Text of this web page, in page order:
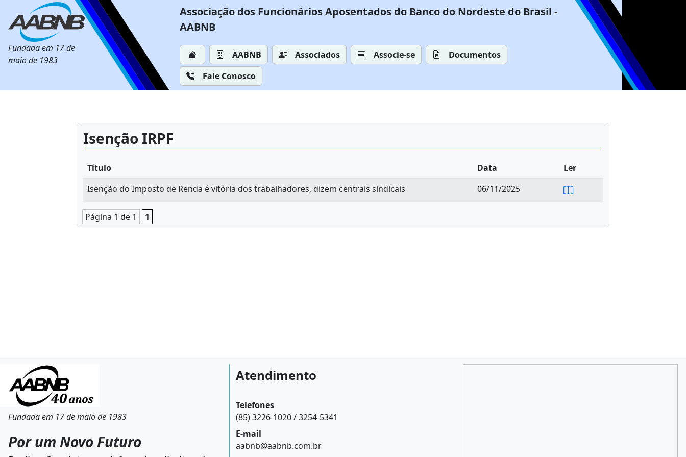
Fundada em 17 de
maio de 1983
Associação dos Funcionários Aposentados do Banco do Nordeste do Brasil -
AABNB
AABNB Associados Associe-se
Documentos
Fale Conosco
Isenção IRPF
Título Data
Ler
Isenção do Imposto de Renda é vitória dos trabalhadores, dizem centrais sindicais
06/11/2025
Página 1 de 1 1
Fundada em 17 de maio de 1983
Por um Novo Futuro
Atendimento
Telefones
(85) 3226-1020 / 3254-5341
E-mail
aabnb@aabnb.com.br